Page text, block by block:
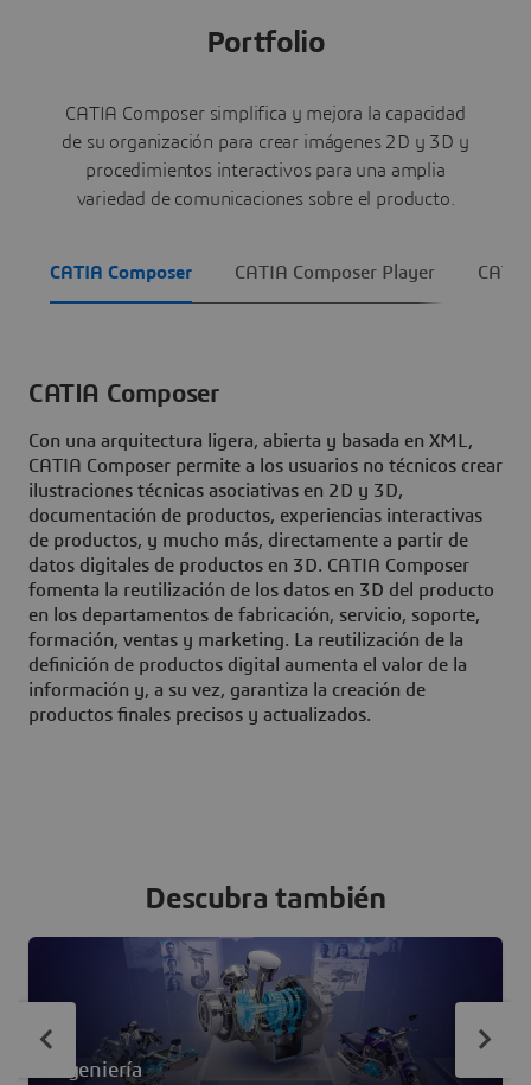
Portfolio
CATIA Composer simplifica y mejora la capacidad
de su organización para crear imágenes 2D y 3D y
procedimientos interactivos para una amplia
variedad de comunicaciones sobre el producto.
CATIA Composer CATIA Composer Player
CATIA Composer
Con una arquitectura ligera, abierta y basada en XML,
CATIA Composer permite a los usuarios no técnicos crear
ilustraciones técnicas asociativas en 2D y 3D,
documentación de productos, experiencias interactivas
de productos, y mucho más, directamente a partir de
datos digitales de productos en 3D. CATIA Composer
fomenta la reutilización de los datos en 3D del producto
en los departamentos de fabricación, servicio, soporte,
formación, ventas y marketing. La reutilización de la
definición de productos digital aumenta el valor de la
información y, a su vez, garantiza la creación de
productos finales precisos y actualizados.
Descubra también
Ingeniería